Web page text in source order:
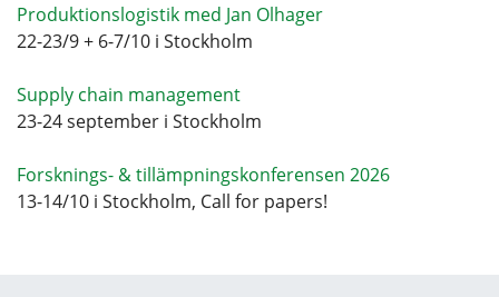
Produktionslogistik med Jan Olhager
22-23/9 + 6-7/10 i Stockholm
Supply chain management
23-24 september i Stockholm
Forsknings- & tillämpningskonferensen 2026
13-14/10 i Stockholm, Call for papers!